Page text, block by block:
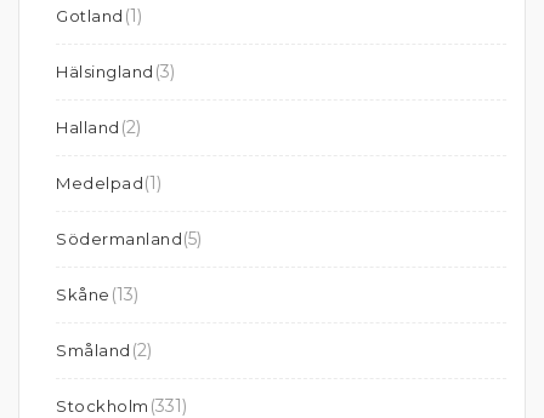
Gotland (1)
Hälsingland (3)
Halland (2)
Medelpad(1)
Södermanland(5)
Skåne (13)
Småland (2)
Stockholm (331)